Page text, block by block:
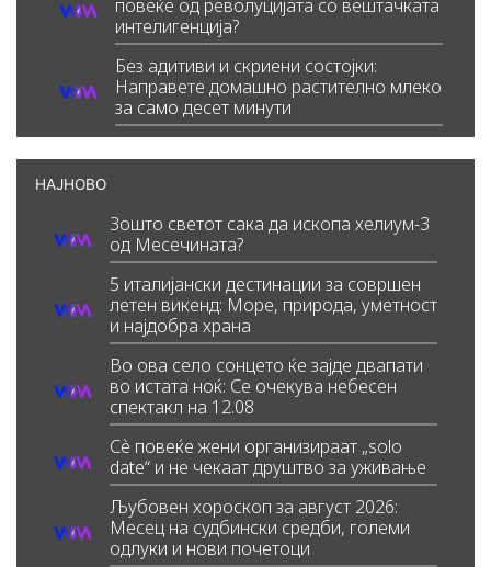
повеќе од револуцијата со вештачката
интелигенција?
Без адитиви и скриени состојки:
Направете домашно растително млеко
за само десет минути
НАЈНОВО
Зошто светот сака да ископа хелиум-3
од Месечината?
5 италијански дестинации за совршен
летен викенд: Море, природа, уметност
и најдобра храна
Во ова село сонцето ќе зајде двапати
во истата ноќ: Се очекува небесен
спектакл на 12.08
Сè повеќе жени организираат „solo
date“ и не чекаат друштво за уживање
Љубовен хороскоп за август 2026:
Месец на судбински средби, големи
одлуки и нови почетоци